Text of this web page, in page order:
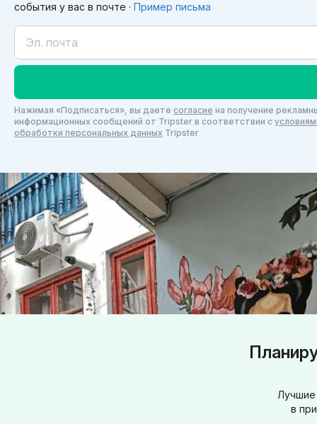
события у вас в почте · Пример письма
Нажимая «Подписаться», вы даете согласие на получение
информационных сообщений от Tripster в соответствии c
обработки персональных данных Tripster
в